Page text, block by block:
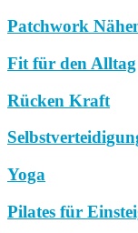
Patchwork
Fit für den Alltag
Rücken Kraft
Yoga
Pilates für